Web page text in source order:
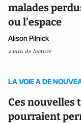
malades
ou l’espace
Alison Pilnick
4 min de lecture
LA VOIE A DE
Ces nouvelles
pourraient